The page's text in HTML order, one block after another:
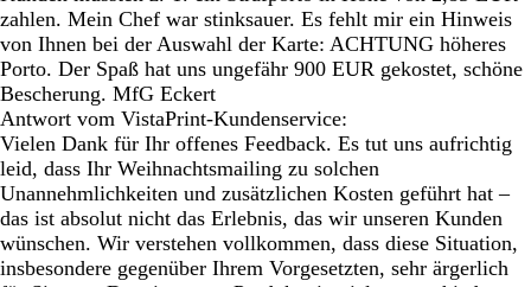
zahlen. Mein Chef war stinksauer. Es fehlt mir ein Hinweis
von Ihnen bei der Auswahl der Karte: ACHTUNG höheres
Porto. Der Spaß hat uns ungefähr 900 EUR gekostet, schöne
Bescherung. MfG Eckert
Antwort vom VistaPrint-Kundenservice:
Vielen Dank für Ihr offenes Feedback. Es tut uns aufrichtig
leid, dass Ihr Weihnachtsmailing zu solchen
Unannehmlichkeiten und zusätzlichen Kosten geführt hat –
das ist absolut nicht das Erlebnis, das wir unseren Kunden
wünschen. Wir verstehen vollkommen, dass diese Situation,
insbesondere gegenüber Ihrem Vorgesetzten, sehr ärgerlich